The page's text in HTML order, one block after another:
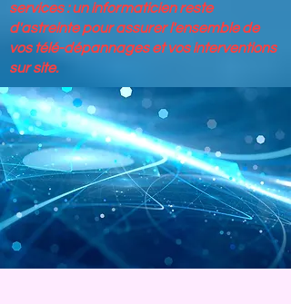
services : un informaticien reste
d'astreinte pour assurer l'ensemble de
vos télé-dépannages et vos interventions
sur site.